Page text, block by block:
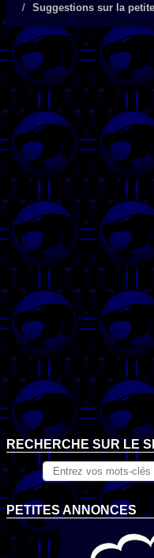
Suggestions sur la
RECHERCHE SUR LE
PETITES ANNONCES